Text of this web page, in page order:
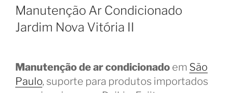
Manutenção Ar Condicionado
Jardim Nova Vitória II
Manutenção de ar condicionado em São
Paulo, suporte para produtos importados